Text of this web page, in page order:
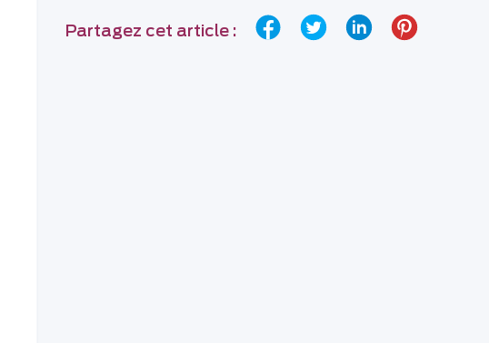
Partagez cet article :